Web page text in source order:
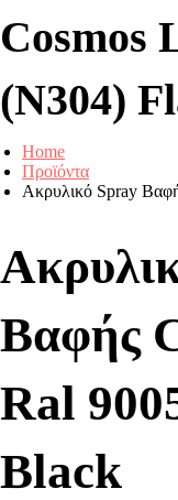
Cosmos
(N304)
Home
Προϊόντα
Ακρυλικό Spray
Βαφής
Ral
Black